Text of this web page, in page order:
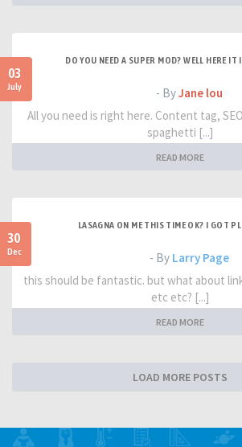
03
July
DO YOU NEED A SUPER MOD? WELL HERE IT
- ByJane lou
All you need is right here. Content tag,
spaghetti [...]
READ MORE
30
Dec
LASAGNA ON ME THIS TIME OK? I GOT
- By Larry Page
this should be fantastic. but what about
etc etc? [...]
READ MORE
LOAD MORE POSTS